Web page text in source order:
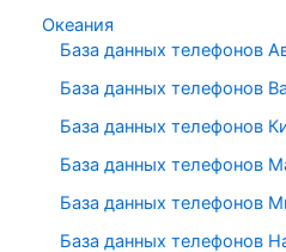
Океания
База данных телефонов
База данных телефонов
База данных телефонов
База данных телефонов
База данных телефонов
База данных телефонов